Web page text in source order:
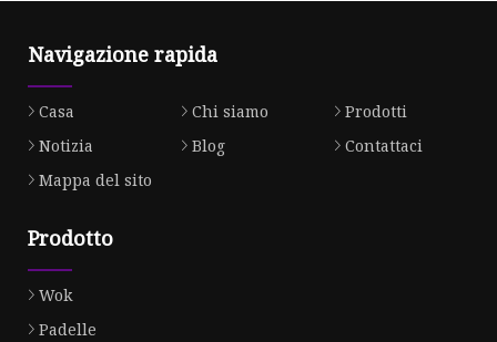
Navigazione rapida
Casa Chi siamo
Prodotti
Notizia
Blog
Contattaci
Mappa del sito
Prodotto
Wok
Padelle